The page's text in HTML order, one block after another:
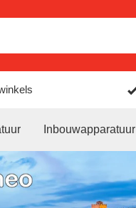
Inbouwapparatuur